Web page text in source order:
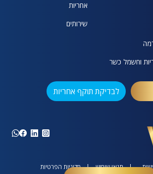
וחשמל כשר
אחריות
שירותים
לבדיקת תוקף אחריות
תנאי שימוש מדיניות הפרטיות